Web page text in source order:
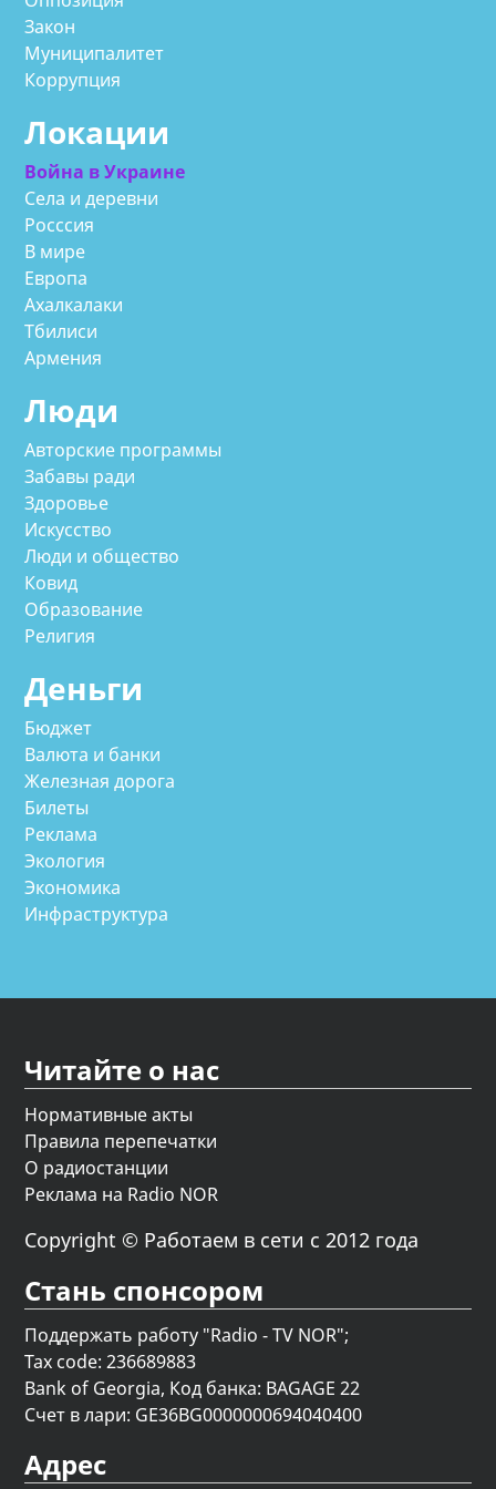
Закон
Муниципалитет
Коррупция
Локации
Война в Украине
Села и деревни
Росссия
В мире
Европа
Ахалкалаки
Тбилиси
Армения
Люди
Авторские программы
Забавы ради
Здоровье
Искусство
Люди и общество
Ковид
Образование
Религия
Деньги
Бюджет
Валюта и банки
Железная дорога
Билеты
Реклама
Экология
Экономика
Инфраструктура
Читайте о нас
Нормативные акты
Правила перепечатки
О радиостанции
Реклама на Radio NOR
Copyright © Работаем в сети с 2012 года
Стань спонсором
Поддержать работу "Radio - TV NOR";
Tax code: 236689883
Bank of Georgia, Код банка: BAGAGE 22
Счет в лари: GE36BG0000000694040400
Адрес